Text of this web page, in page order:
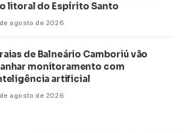
litoral do Espírito Santo
agosto de 2026
de Balneário Camboriú vão
monitoramento com
artificial
agosto de 2026